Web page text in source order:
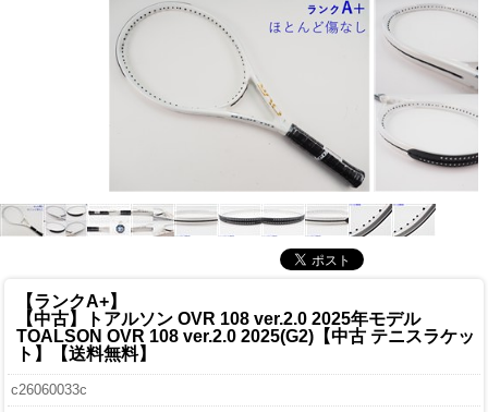
【ランクA+】
【中古】トアルソン OVR 108 ver.2.0 2025年モデル
TOALSON OVR 108 ver.2.0 2025(G2)【中古 テニスラケッ
ト】【送料無料】
c26060033c